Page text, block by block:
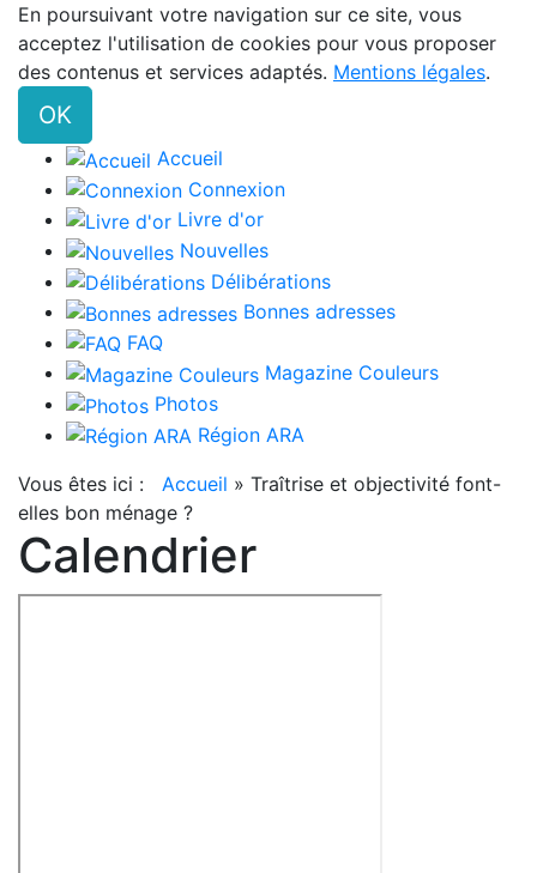
En poursuivant votre navigation sur ce site, vous
acceptez l'utilisation de cookies pour vous proposer
des contenus et services adaptés. Mentions légales.
OK
Accueil
Connexion
Livre d'or
Nouvelles
Délibérations
Bonnes adresses
FAQ
Magazine Couleurs
Photos
Région ARA
Vous êtes ici : Accueil » Traîtrise et objectivité font-
elles bon ménage ?
Calendrier